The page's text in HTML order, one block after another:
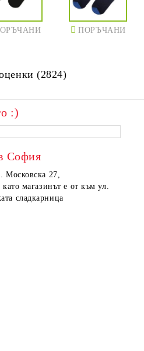
ПОРЪЧАНИ
(2824)
:)
София
27,
магазинът е от към ул.
сладкарница